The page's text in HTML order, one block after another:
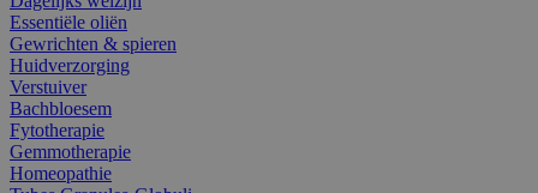
Essentiële oliën
Gewrichten & spieren
Huidverzorging
Verstuiver
Bachbloesem
Fytotherapie
Gemmotherapie
Homeopathie